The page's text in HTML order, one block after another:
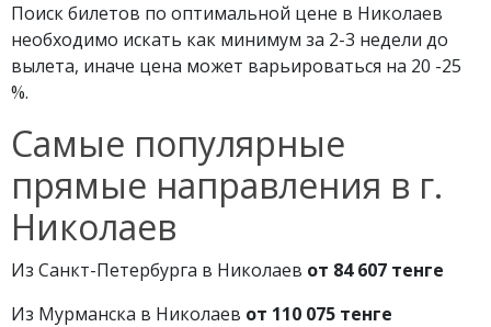
Поиск билетов по оптимальной цене в Николаев
необходимо искать как минимум за 2-3 недели до
вылета, иначе цена может варьироваться на 20 -25
%.
Самые популярные
прямые направления в г.
Николаев
Из Санкт-Петербурга в Николаев от 84 607 тенге
Из Мурманска в Николаев от 110 075 тенге